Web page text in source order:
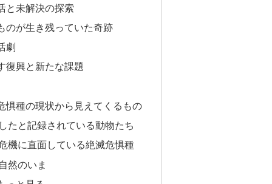
と未解決の探索
のが生き残っていた奇跡
劇
復興と新たな課題
惧種の現状から見えてくるもの
たと記録されている動物たち
機に直面している絶滅危惧種
然のいま